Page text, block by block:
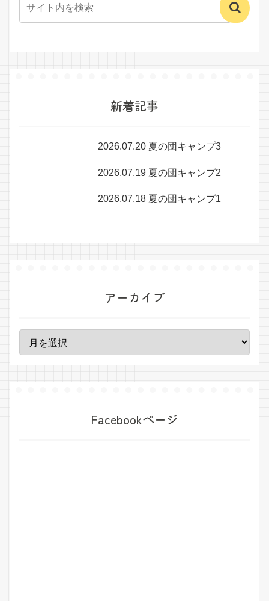
新着記事
2026.07.20 夏の団キャンプ3
2026.07.19 夏の団キャンプ2
2026.07.18 夏の団キャンプ1
アーカイブ
Facebookページ